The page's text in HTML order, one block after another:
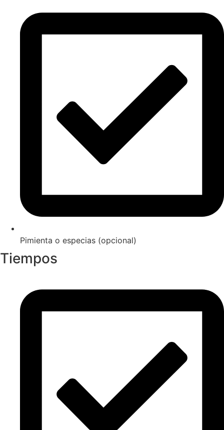
Pimienta o especias (opcional)
Tiempos